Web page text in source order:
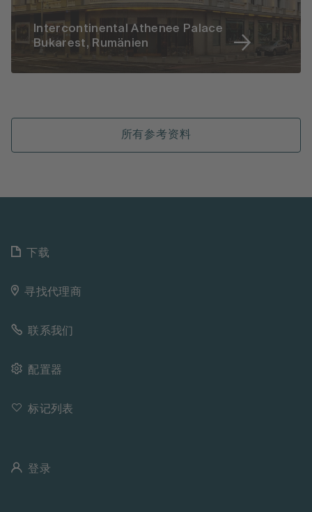
Intercontinental Athenee Palace
Bukarest, Rumänien
所有参考资料
下载
寻找代理商
联系我们
配置器
标记列表
登录